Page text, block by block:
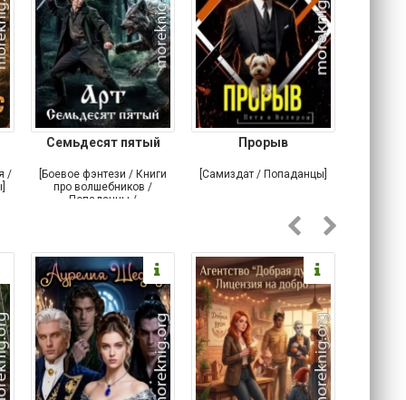
/
Семьдесят пятый
[Боевое фэнтези / Книги
про волшебников /
Попаданцы /
Прорыв
[Самиздат / Попаданцы]